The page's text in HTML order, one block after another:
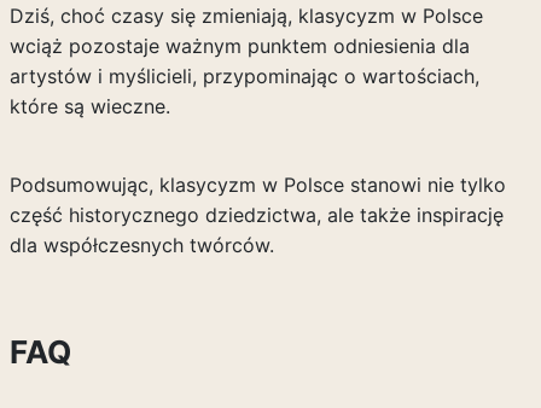
Dziś, choć czasy się zmieniają, klasycyzm w Polsce
wciąż pozostaje ważnym punktem odniesienia dla
artystów i myślicieli, przypominając o wartościach,
które są wieczne.
Podsumowując, klasycyzm w Polsce stanowi nie tylko
część historycznego dziedzictwa, ale także inspirację
dla współczesnych twórców.
FAQ